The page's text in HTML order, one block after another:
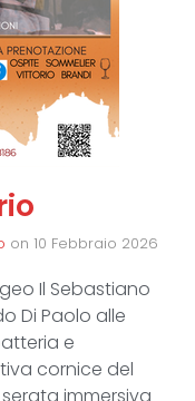
on 10 Febbraio 2026
Il Sebastiano
Di Paolo alle
e
cornice del